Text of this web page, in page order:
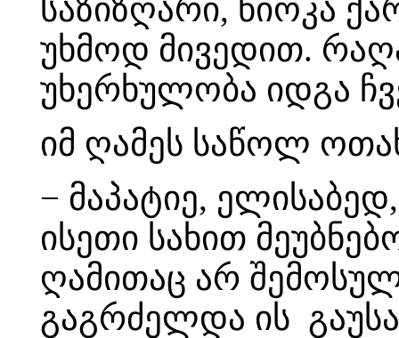
საზიზღარი, წიოკა
უხმოდ მივედით.
უხერხულობა იდგა
იმ ღამეს საწოლ
− მაპატიე,
ისეთი სახით
ღამითაც არ
გაგრძელდა ის